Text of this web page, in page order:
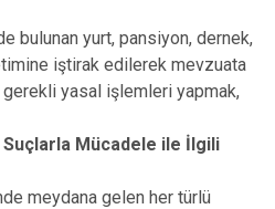
bulunan yurt, pansiyon, dernek,
iştirak edilerek mevzuata
gerekli yasal işlemleri yapmak,
Suçlarla Mücadele ile İlgili
meydana gelen her türlü